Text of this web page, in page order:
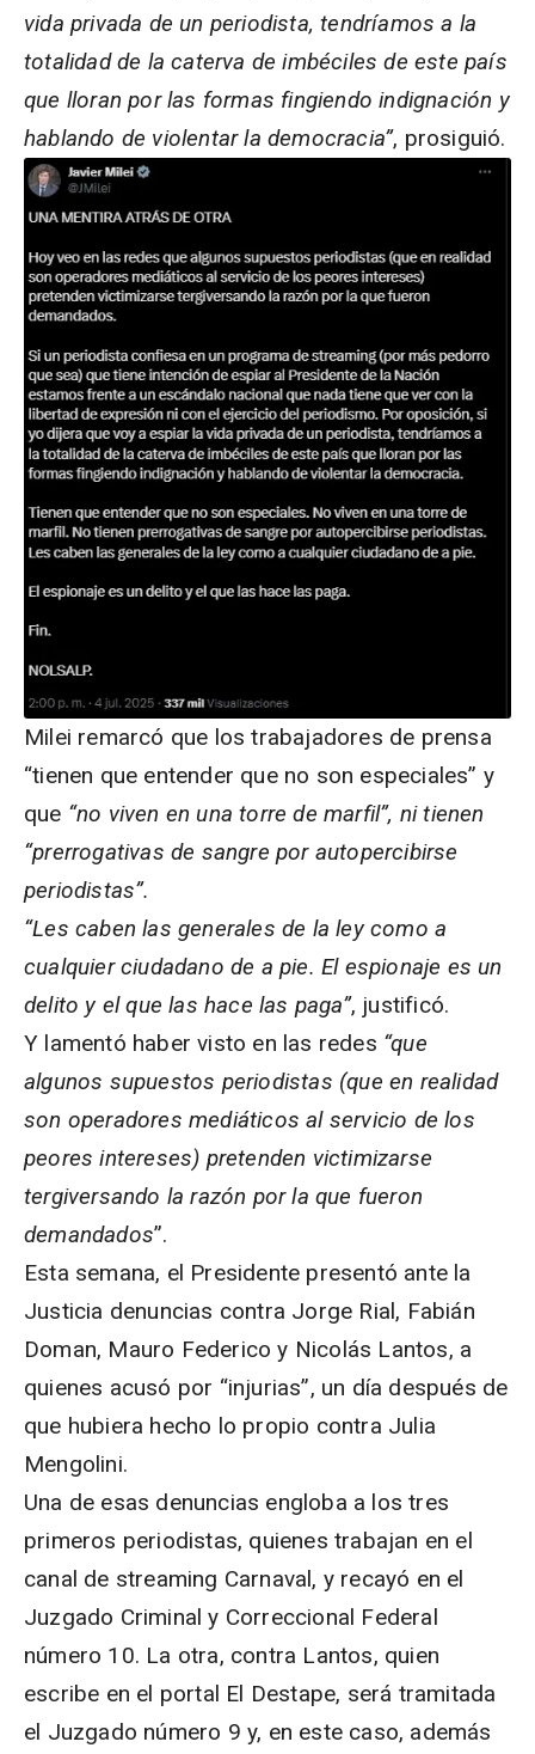
vida privada de un periodista, tendríamos a la
totalidad de la caterva de imbéciles de este país
que lloran por las formas fingiendo indignación y
hablando de violentar la democracia”, prosiguió.
Milei remarcó que los trabajadores de prensa
“tienen que entender que no son especiales” y
que “no viven en una torre de marfil”, ni tienen
“prerrogativas de sangre por autopercibirse
periodistas”.
“Les caben las generales de la ley como a
cualquier ciudadano de a pie. El espionaje es un
delito y el que las hace las paga”, justificó.
Y lamentó haber visto en las redes “que
algunos supuestos periodistas (que en realidad
son operadores mediáticos al servicio de los
peores intereses) pretenden victimizarse
tergiversando la razón por la que fueron
demandados”.
Esta semana, el Presidente presentó ante la
Justicia denuncias contra Jorge Rial, Fabián
Doman, Mauro Federico y Nicolás Lantos, a
quienes acusó por “injurias”, un día después de
que hubiera hecho lo propio contra Julia
Mengolini.
Una de esas denuncias engloba a los tres
primeros periodistas, quienes trabajan en el
canal de streaming Carnaval, y recayó en el
Juzgado Criminal y Correccional Federal
número 10. La otra, contra Lantos, quien
escribe en el portal El Destape, será tramitada
el Juzgado número 9 y, en este caso, además